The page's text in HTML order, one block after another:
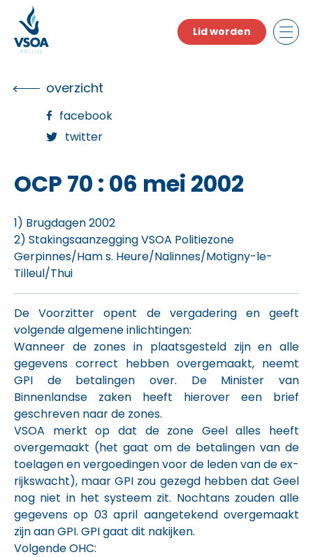
the
content
Lid worden
overzicht
facebook
twitter
OCP 70 : 06 mei 2002
1) Brugdagen 2002
2) Stakingsaanzegging VSOA Politiezone
Gerpinnes/Ham s. Heure/Nalinnes/Motigny-le-
Tilleul/Thui
De Voorzitter opent de vergadering en geeft
volgende algemene inlichtingen:
Wanneer de zones in plaatsgesteld zijn en alle
gegevens correct hebben overgemaakt, neemt
GPI de betalingen over. De Minister van
Binnenlandse zaken heeft hierover een brief
geschreven naar de zones.
VSOA merkt op dat de zone Geel alles heeft
overgemaakt (het gaat om de betalingen van de
toelagen en vergoedingen voor de leden van de ex-
rijkswacht), maar GPI zou gezegd hebben dat Geel
nog niet in het systeem zit. Nochtans zouden alle
gegevens op 03 april aangetekend overgemaakt
zijn aan GPI. GPI gaat dit nakijken.
Volgende OHC: